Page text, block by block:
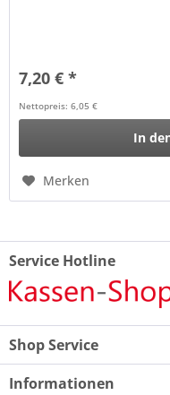
7,20 € *
Nettopreis: 6,05 €
In
Merken
Service Hotline
Shop Service
Informationen